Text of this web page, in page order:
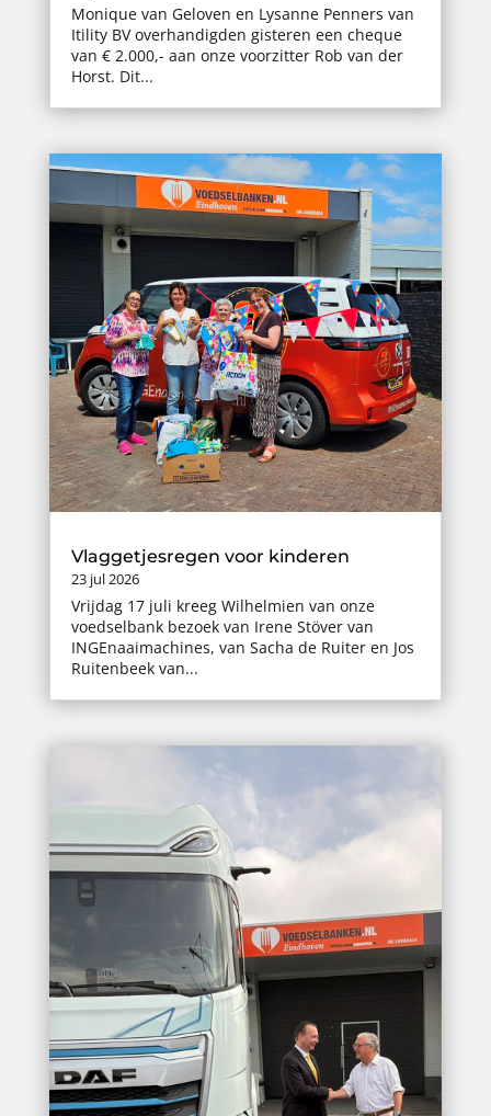
Monique van Geloven en Lysanne Penners van
Itility BV overhandigden gisteren een cheque
van € 2.000,- aan onze voorzitter Rob van der
Horst. Dit...
Vlaggetjesregen voor kinderen
23 jul 2026
Vrijdag 17 juli kreeg Wilhelmien van onze
voedselbank bezoek van Irene Stöver van
INGEnaaimachines, van Sacha de Ruiter en Jos
Ruitenbeek van...